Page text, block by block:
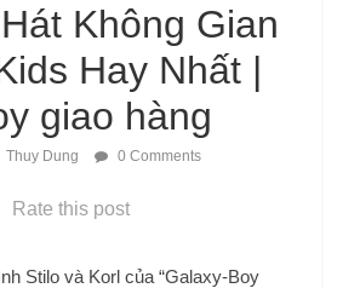
Không Gian
Hay Nhất |
giao hàng
Thuy Dung 0 Comments
Rate this post
Stilo và Korl của “Galaxy-Boy